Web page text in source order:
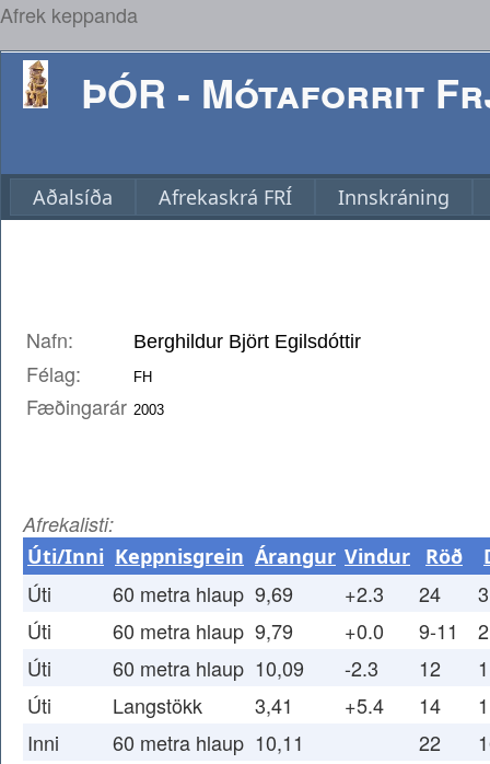
Afrek keppanda
ÞÓR - Mótaforrit
Aðalsíða Afrekaskrá FRÍ Innskráning
Nafn:
Félag:
Fæðingarár
Afrekalisti:
Úti/Inni Keppnisgrein Árangur Vindur Röð
Úti 60 metra hlaup 9,69 +2.3 24
Úti
60 metra hlaup 9,79 +0.0 9-11
Úti
60 metra hlaup 10,09 -2.3 12
Úti
Langstökk 3,41 +5.4 14
Inni
60 metra hlaup 10,11 22